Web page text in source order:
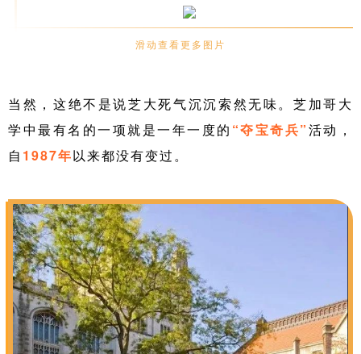
滑动查看更多图片
当然，这绝不是说芝大死气沉沉索然无味。芝加哥大
学中最有名的一项就是一年一度的 “夺宝奇兵”活动，
自 1987年以来都没有变过。